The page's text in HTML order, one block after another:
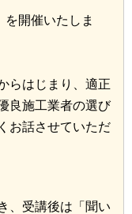
開催いたしま
らはじまり、適正
良施工業者の選び
お話させていただ
、受講後は「聞い